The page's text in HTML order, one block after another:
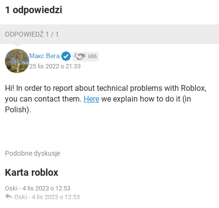
1 odpowiedzi
ODPOWIEDŹ 1 / 1
Макс Вега 686
25 lis 2022 o 21:33
Hi! In order to report about technical problems with Roblox,
you can contact them. Here we explain how to do it (in
Polish).
Podobne dyskusje
Karta roblox
Oski - 4 lis 2023 o 12:53
Oski - 4 lis 2023 o 12:53